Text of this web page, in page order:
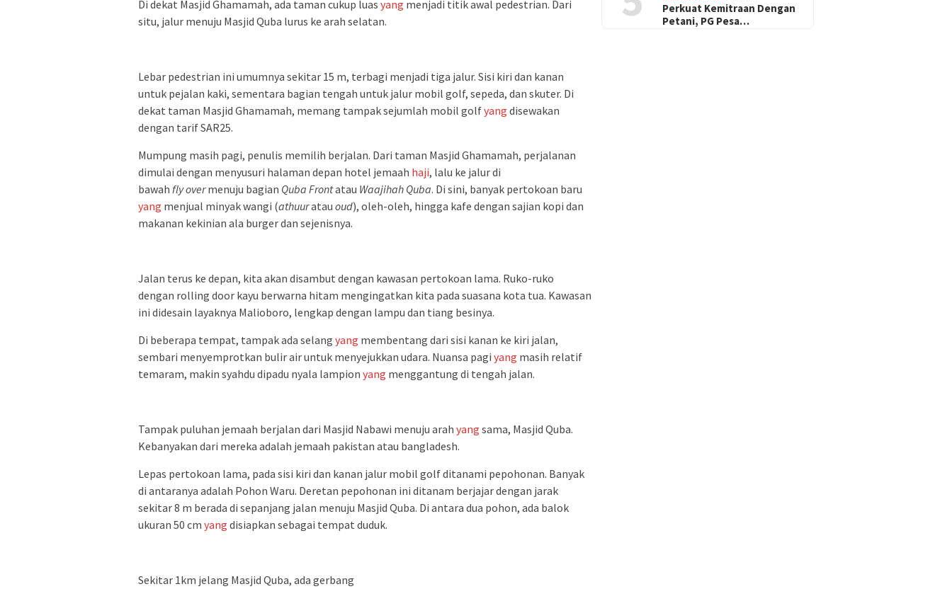
Di dekat Masjid Ghamamah, ada taman cukup luas yang menjadi titik awal pedestrian. Dari
situ, jalur menuju Masjid Quba lurus ke arah selatan.
Lebar pedestrian ini umumnya sekitar 15 m, terbagi menjadi tiga jalur. Sisi kiri dan kanan
untuk pejalan kaki, sementara bagian tengah untuk jalur mobil golf, sepeda, dan skuter. Di
dekat taman Masjid Ghamamah, memang tampak sejumlah mobil golfyang disewakan
dengan tarif SAR25.
Mumpung masih pagi, penulis memilih berjalan. Dari taman Masjid Ghamamah, perjalanan
dimulai dengan menyusuri halaman depan hotel jemaah haji, lalu ke jalur di
bawah flyovermenuju bagian Quba Frontatau Waajihah Quba. Di sini, banyak pertokoan baru
yang menjual minyak wangi (athuuratau oud), oleh-oleh, hingga kafe dengan sajian kopi dan
makanan kekinian ala burger dan sejenisnya.
Jalan terus ke depan, kita akan disambut dengan kawasan pertokoan lama. Ruko-ruko
dengan rolling door kayu berwarna hitam mengingatkan kita pada suasana kota tua. Kawasan
ini didesain layaknya Malioboro, lengkap dengan lampu dan tiang besinya.
Di beberapa tempat, tampak ada selang yang membentang dari sisi kanan ke kiri jalan,
sembari menyemprotkan bulir air untuk menyejukkan udara. Nuansa pagi yang masih relatif
temaram, makin syahdu dipadu nyala lampion yang menggantung di tengah jalan.
Tampak puluhan jemaah berjalan dari Masjid Nabawi menuju arah yang sama, Masjid Quba.
Kebanyakan dari mereka adalah jemaah pakistan atau bangladesh.
Lepas pertokoan lama, pada sisi kiri dan kanan jalur mobil golf ditanami pepohonan. Banyak
di antaranya adalah Pohon Waru. Deretan pepohonan ini ditanam berjajar dengan jarak
sekitar 8 m berada di sepanjang jalan menuju Masjid Quba. Di antara dua pohon, ada balok
ukuran 50 cm yang disiapkan sebagai tempat duduk.
Sekitar 1km jelang Masjid Quba, ada gerbang
Perkuat Kemitraan Dengan
Petani, PG Pesa…